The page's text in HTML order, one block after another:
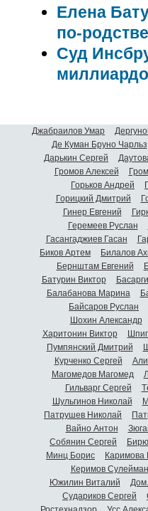
Елена
по-
Суд
Джабраилов Умар
Де Куман Бруно Чарльз
Дарькин Сергей
Громов Алексей
Горьков Андрей
Горицкий Дмитрий
Гинер Евгений
Геремеев Руслан
Гасангаджиев Гасан
Биков Артем
Билалов
Бернштам Евгений
Батурин Виктор
Балабанова Марина
Байсаров Руслан
Шохин Александр
Харитонин Виктор
Пумпянский Дмитрий
Курченко Сергей
Магомедов Магомед
Гильварг Сергей
Шульгинов Николай
Патрушев Николай
Вайно Антон
Собянин Сергей
Минц Борис
Каримова
Керимов Сулейман
Южилин Виталий
Судариков Сергей